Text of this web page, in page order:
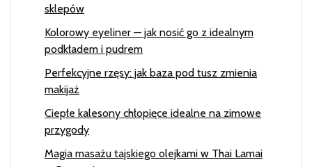
sklepów
Kolorowy eyeliner — jak nosić go z idealnym
podkładem i pudrem
Perfekcyjne rzęsy: jak baza pod tusz zmienia
makijaż
Ciepłe kalesony chłopięce idealne na zimowe
przygody
Magia masażu tajskiego olejkami w Thai Lamai